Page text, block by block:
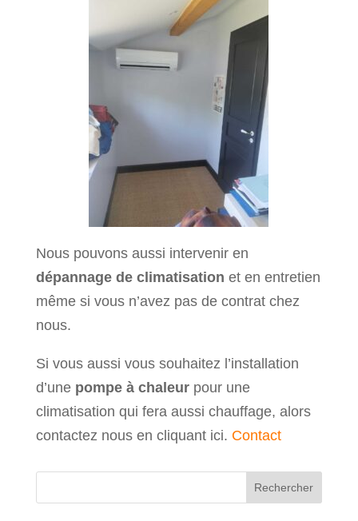
Nous pouvons aussi intervenir en
dépannage de climatisation et en entretien
même si vous n’avez pas de contrat chez
nous.
Si vous aussi vous souhaitez l’installation
d’une pompe à chaleurpour une
climatisation qui fera aussi chauffage, alors
contactez nous en cliquant ici. Contact
Rechercher